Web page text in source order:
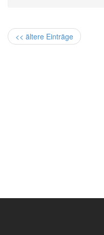
<< ältere Einträge